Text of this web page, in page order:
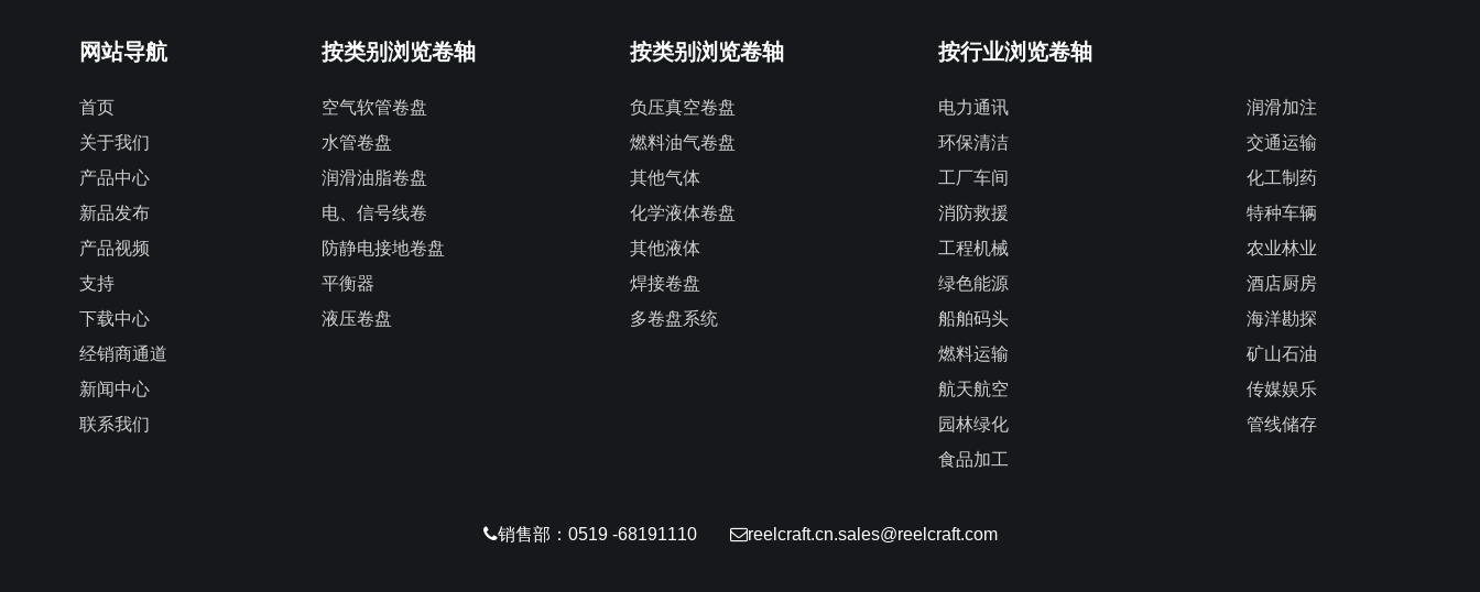
网站导航
首页
关于我们
产品中心
新品发布
产品视频
支持
下载中心
经销商通道
新闻中心
联系我们
按类别浏览卷轴
空气软管卷盘
水管卷盘
润滑油脂卷盘
电、信号线卷
防静电接地卷盘
平衡器
液压卷盘
按类别浏览卷轴
负压真空卷盘
燃料油气卷盘
其他气体
化学液体卷盘
其他液体
焊接卷盘
多卷盘系统
按行业浏览卷轴
电力通讯
环保清洁
工厂车间
消防救援
工程机械
绿色能源
船舶码头
燃料运输
航天航空
园林绿化
食品加工
润滑加注
交通运输
化工制药
特种车辆
农业林业
酒店厨房
海洋勘探
矿山石油
传媒娱乐
管线储存
销售部：0519 -68191110 reelcraft.cn.sales@reelcraft.com